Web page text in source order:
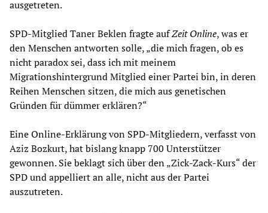
ausgetreten.
SPD-Mitglied Taner Beklen fragte aufZeit Online, was er
den Menschen antworten solle, „die mich fragen, ob es
nicht paradox sei, dass ich mit meinem
Migrationshintergrund Mitglied einer Partei bin, in deren
Reihen Menschen sitzen, die mich aus genetischen
Gründen für dümmer erklären?“
Eine Online-Erklärung von SPD-Mitgliedern, verfasst von
Aziz Bozkurt, hat bislang knapp 700 Unterstützer
gewonnen. Sie beklagt sich über den „Zick-Zack-Kurs“ der
SPD und appelliert an alle, nicht aus der Partei
auszutreten.